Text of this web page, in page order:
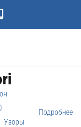
Узоры
Подробнее